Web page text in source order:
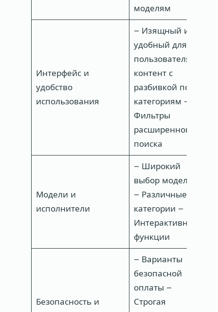
моделям
Интерфейс и
удобство
использования
– Изящный и
удобный для
пользователя
контент с
разбивкой по
категориям –
Фильтры
расширенного
поиска
Модели и
исполнители
– Широкий
выбор моделей
– Различные
категории –
Интерактивные
функции
Безопасность и
– Варианты
безопасной
оплаты –
Строгая